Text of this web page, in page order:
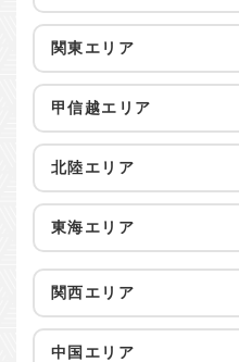
関東エリア
甲信越エリア
北陸エリア
東海エリア
関西エリア
中国エリア